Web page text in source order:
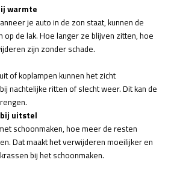
warmte
je auto in de zon staat, kunnen de
op de lak. Hoe langer ze blijven zitten, hoe
zijn zonder schade.
of koplampen kunnen het zicht
nachtelijke ritten of slecht weer. Dit kan de
uitstel
schoonmaken, hoe meer de resten
Dat maakt het verwijderen moeilijker en
bij het schoonmaken.